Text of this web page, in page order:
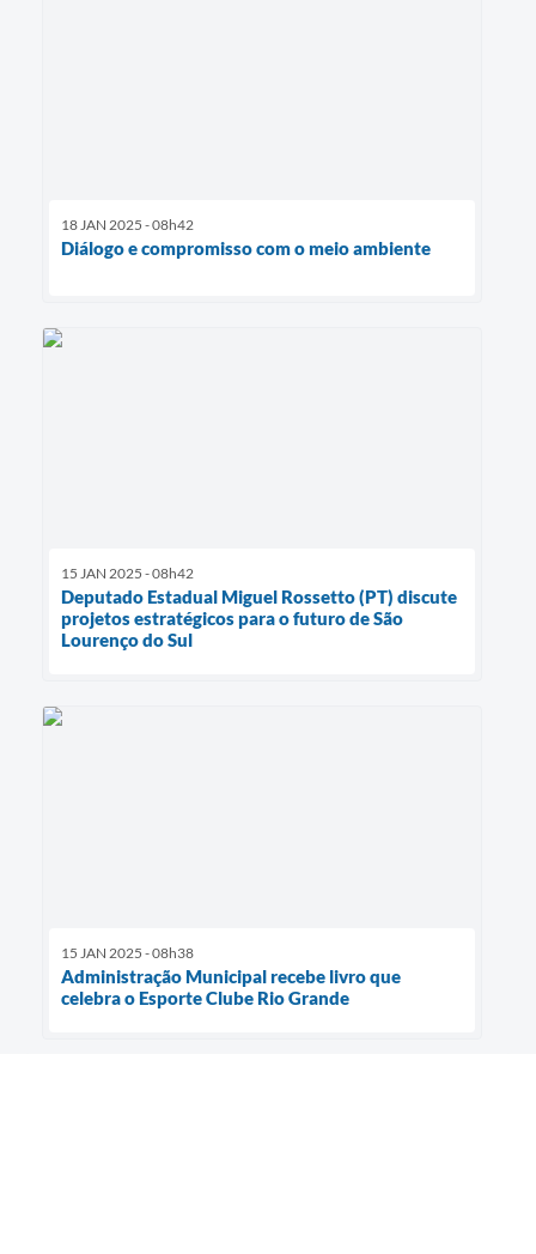
18 JAN 2025 - 08h42
Diálogo e compromisso com o meio ambiente
15 JAN 2025 - 08h42
Deputado Estadual Miguel Rossetto (PT) discute
projetos estratégicos para o futuro de São
Lourenço do Sul
15 JAN 2025 - 08h38
Administração Municipal recebe livro que
celebra o Esporte Clube Rio Grande